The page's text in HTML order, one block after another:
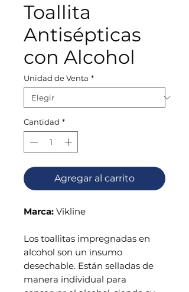
Toallita
Antisépticas
con Alcohol
Unidad de Venta *
Cantidad *
Agregar al carrito
Marca: Vikline
Los toallitas impregnadas en
alcohol son un insumo
desechable. Están selladas de
manera individual para